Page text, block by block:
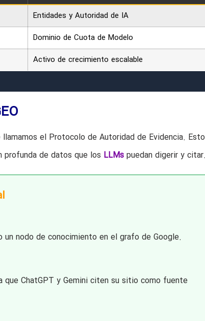
Entidades y Autoridad de IA
Dominio de Cuota de Modelo
Activo de crecimiento escalable
el Protocolo de Autoridad de Evidencia.
profunda de datos que los LLMspuedan digerir y citar.
un nodo de conocimiento en el grafo de Google.
que ChatGPT y Gemini citen su sitio como fuente